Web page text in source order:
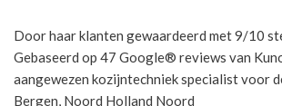
Door haar klanten gewaardeerd met 9/10
Gebaseerd op 47 Google® reviews van
aangewezen kozijntechniek specialist voor
Bergen, Noord Holland Noord